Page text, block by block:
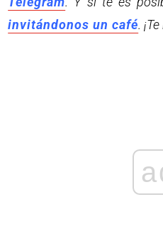
invitándonos un café.